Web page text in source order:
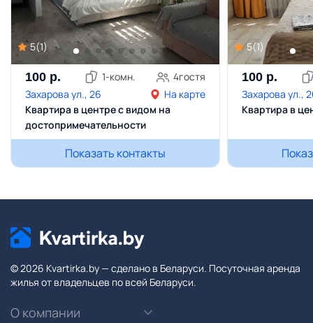
5(1)
100 р. 1-комн. 4гостя
Захарова ул., 26
На карте
Квартира в центре с видом на
достопримечательности
Показать контакты
5(1)
100 р.
Захарова ул.,
Квартира в
© 2026 Kvartirka.by — сделано в Беларуси. Посуточная аренда
жилья от владельцев по всей Беларуси.
О компании